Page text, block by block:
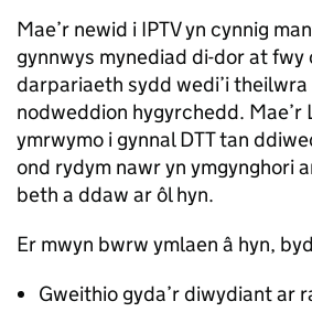
Mae’r newid i IPTV yn cynnig
gynnwys mynediad di-dor at fwy
darpariaeth sydd wedi’i
nodweddion hygyrchedd.
ymrwymo i gynnal DTT tan
ond rydym nawr yn ymgynghori
beth a ddaw ar ôl hyn.
Er mwyn bwrw ymlaen â hyn,
Gweithio gyda’r diwydiant ar